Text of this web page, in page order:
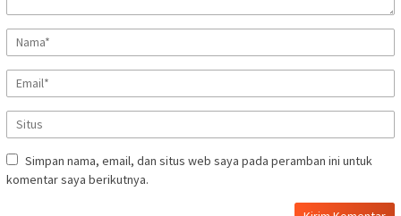
Simpan nama, email, dan situs web saya pada peramban ini untuk
komentar saya berikutnya.